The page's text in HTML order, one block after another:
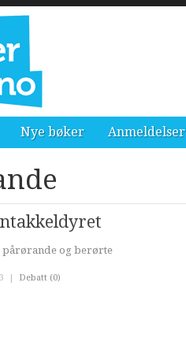
Nye bøker Anmeldelser
og berørte
| Debatt (0)